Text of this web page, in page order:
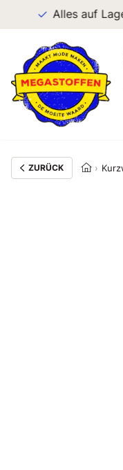
Alles auf Lager
ZURÜCK